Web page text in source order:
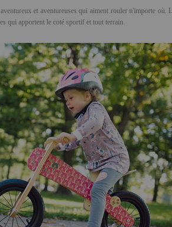
et aventureuses qui aiment rouler n'importe où.
qui apportent le coté sportif et tout terrain.